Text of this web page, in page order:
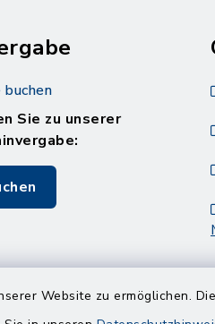
Website zu ermöglichen.
Sie zu unserer